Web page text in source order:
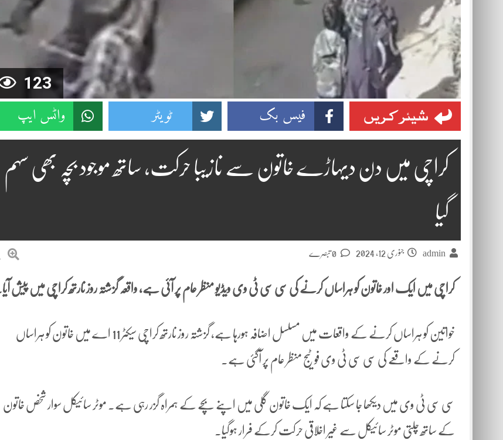
123
شیئر کریں فیس بک ٹویٹر واٹس ایپ
کراچی میں دن دیہاڑے خاتون سے نازیبا حرکت، ساتھ موجود بچہ بھی سہم
گیا
admin جنوری 12, 2024
کراچی میں ایک اور خاتون کو ہراساں کرنے کی سی سی ٹی وی ویڈیو منظر عام پر آئی ہے، واقعہ گزشتہ روز نارتھ کراچی میں پیش آیا۔
خواتین کو ہراساں کرنے کے واقعات میں مسلسل اضافہ ہورہا ہے، گزشتہ روز نارتھ کراچی سیکٹر 11 اے میں خاتون کو ہراساں
کرنے کے واقعے کی سی سی ٹی وی فوٹیج منظر عام پر آگئی ہے۔
سی سی ٹی وی میں دیکھا جا سکتا ہے کہ ایک خاتون گلی میں اپنے بچے کے ہمراہ گزر رہی ہے۔ موٹر سائیکل سوار شخص خاتون
کے ساتھ چلتی موٹر سائیکل سے غیر اخلاقی حرکت کرکے فرار ہوگیا۔